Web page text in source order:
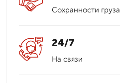
Сохранности груза
24/7
На связи